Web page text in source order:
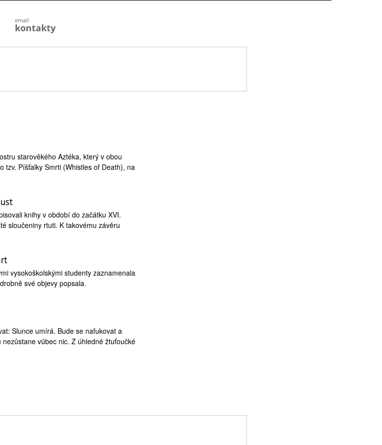
email
kontakty
starověkého Aztéka, který v obou
tzv. Píšťalky Smrti (Whistles of Death), na
knihy v období do začátku XVI.
sloučeniny rtuti. K takovému závěru
vysokoškolskými studenty zaznamenala
své objevy popsala.
Slunce umírá. Bude se nafukovat a
vůbec nic. Z úhledné žtuťoučké